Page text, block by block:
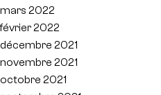
mars 2022
février 2022
décembre 2021
novembre 2021
octobre 2021